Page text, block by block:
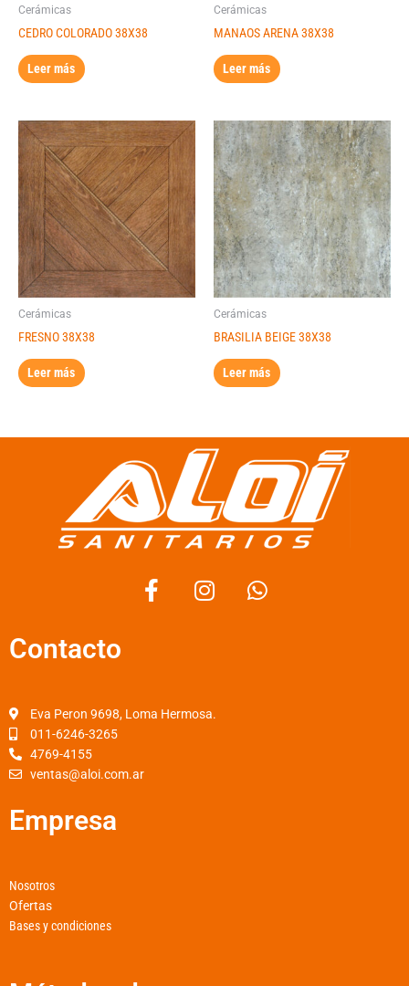
Cerámicas
CEDRO COLORADO 38X38
Leer más
Cerámicas
MANAOS ARENA 38X38
Leer más
Cerámicas
FRESNO 38X38
Leer más
Cerámicas
BRASILIA BEIGE 38X38
Leer más
F
a
o
I
n
r
W
h
Contacto
Eva Peron 9698, Loma Hermosa.
011-6246-3265
4769-4155
ventas@aloi.com.ar
Empresa
Nosotros
Ofertas
Bases y condiciones